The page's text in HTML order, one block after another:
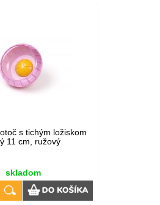
s tichým ložiskom
11 cm, ružový
skladom